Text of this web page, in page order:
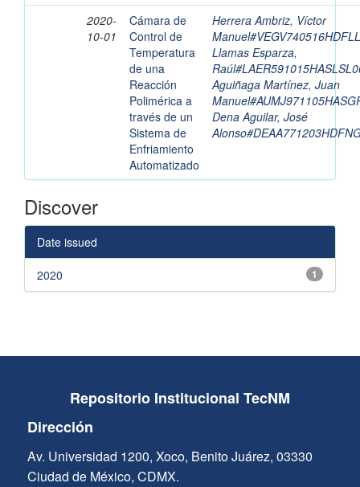
2020-
10-01
Cámara de
Control de
Temperatura
de una
Reacción
Polimérica a
través de un
Sistema de
Enfriamiento
Automatizado
Herrera Ambriz, Víctor
Llamas Esparza,
Aguiñaga Martínez, Juan
Dena Aguilar, José
Discover
Date issued
1
2020
Repositorio Institucional TecNM
Dirección
Av. Universidad 1200, Xoco, Benito Juárez, 03330
Ciudad de México, CDMX.